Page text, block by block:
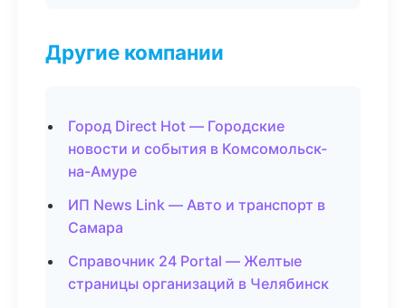
Другие компании
Город Direct Hot — Городские
новости и события в Комсомольск-
на-Амуре
ИП News Link — Авто и транспорт в
Самара
Справочник 24 Portal — Желтые
страницы организаций в Челябинск